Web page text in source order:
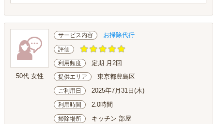
50代 女性
サービス内容 お掃除代行
評価
利用頻度 定期 月2回
提供エリア 東京都豊島区
ご利用日 2025年7月31日(木)
利用時間 2.0時間
掃除場所 キッチン 部屋